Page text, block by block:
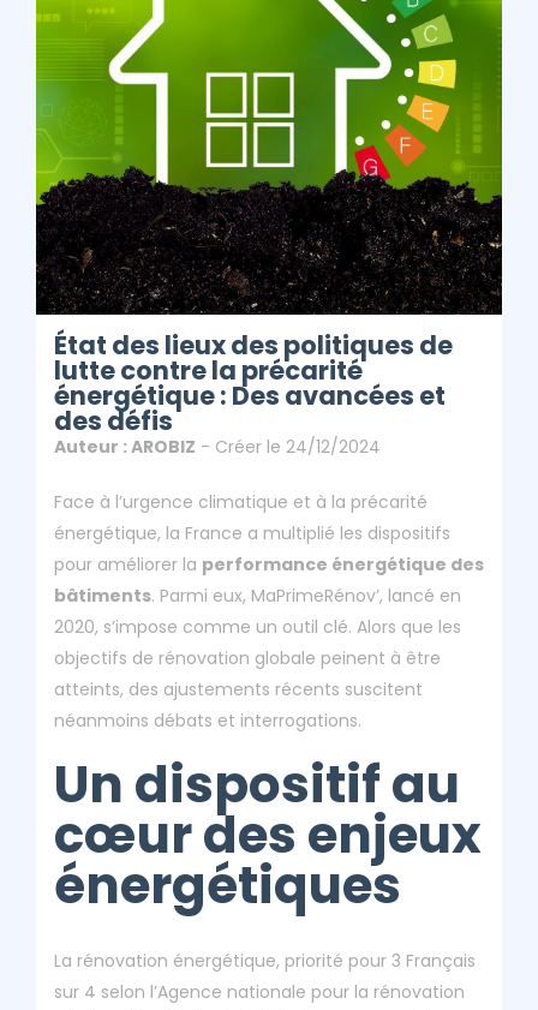
Des Avancées Et
Des Défis
ClicAndDiag
Article - État Des Lieux Des Politiques De Lutte Contre La
Précarité Énergétique : Des Avancées Et Des Défis
État des lieux des politiques de
lutte contre la précarité
énergétique : Des avancées et
des défis
Auteur : AROBIZ - Créer le 24/12/2024
Face à l’urgence climatique et à la précarité
énergétique, la France a multiplié les dispositifs
pour améliorer la performance énergétique des
bâtiments. Parmi eux, MaPrimeRénov’, lancé en
2020, s’impose comme un outil clé. Alors que les
objectifs de rénovation globale peinent à être
atteints, des ajustements récents suscitent
néanmoins débats et interrogations.
Un dispositif au
cœur des enjeux
énergétiques
La rénovation énergétique, priorité pour 3 Français
sur 4 selon l’Agence nationale pour la rénovation